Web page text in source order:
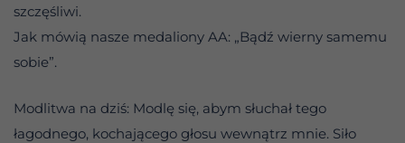
szczęśliwi.
Jak mówią nasze medaliony AA: „Bądź wierny samemu
sobie”.
Modlitwa na dziś: Modlę się, abym słuchał tego
łagodnego, kochającego głosu wewnątrz mnie. Siło